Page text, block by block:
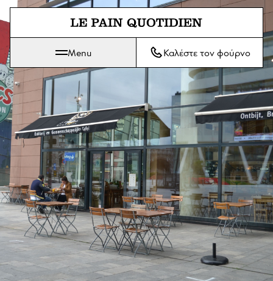
Μετάβαση απευθείας στο κύριο
Το Le Pain Quotidien σημαίνει Το Καθημερινό Ψωμί
Menu Καλέστε τον φούρνο